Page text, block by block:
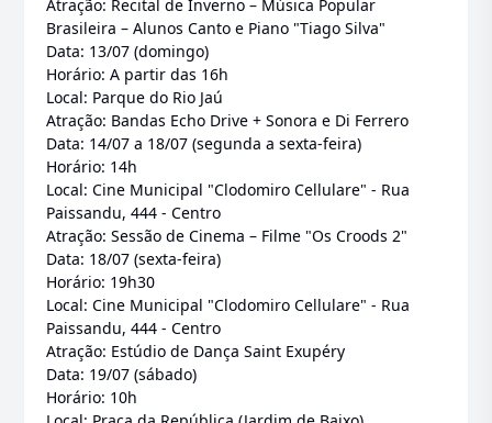
Atração: Recital de Inverno – Música Popular
Brasileira – Alunos Canto e Piano "Tiago Silva"
Data: 13/07 (domingo)
Horário: A partir das 16h
Local: Parque do Rio Jaú
Atração: Bandas Echo Drive + Sonora e Di Ferrero
Data: 14/07 a 18/07 (segunda a sexta-feira)
Horário: 14h
Local: Cine Municipal "Clodomiro Cellulare" - Rua
Paissandu, 444 - Centro
Atração: Sessão de Cinema – Filme "Os Croods 2"
Data: 18/07 (sexta-feira)
Horário: 19h30
Local: Cine Municipal "Clodomiro Cellulare" - Rua
Paissandu, 444 - Centro
Atração: Estúdio de Dança Saint Exupéry
Data: 19/07 (sábado)
Horário: 10h